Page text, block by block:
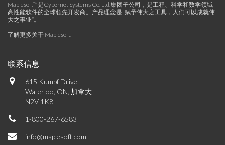
Maplesoft™是Cybernet Systems Co. Ltd.集团子公司，是工程、科学和数学领域
高性能软件的全球领先开发商。产品理念是“赋予伟大之工具，人们可以成就伟
大之事业”。
了解更多关于 Maplesoft.
联系信息
615 Kumpf Drive
Waterloo, ON, 加拿大
N2V 1K8
1-800-267-6583
info@maplesoft.com